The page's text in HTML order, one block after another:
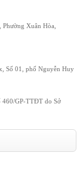
Xuân Hòa,
Số 01, phố Nguyễn Huy
460/GP-TTĐT do Sở